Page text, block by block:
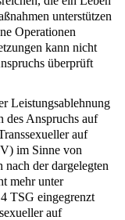
unterstützen
Operationen
kann nicht
überprüft
Leistungsablehnung
des Anspruchs auf
auf
im Sinne von
nach der dargelegten
mehr unter
TSG eingegrenzt
auf